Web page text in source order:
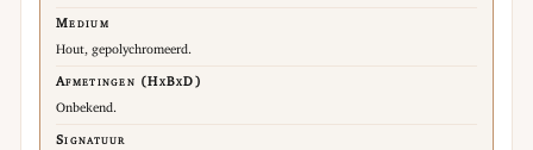
Medium
Hout, gepolychromeerd.
Afmetingen (HxBxD)
Onbekend.
Signatuur